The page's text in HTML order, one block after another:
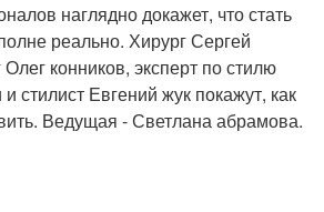
наглядно докажет, что стать
реально. Хирург Сергей
конников, эксперт по стилю
стилист Евгений жук покажут, как
Ведущая - Светлана абрамова.